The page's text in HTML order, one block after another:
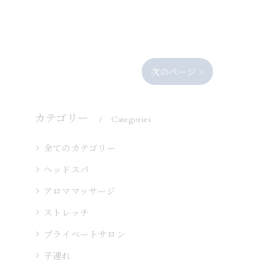
次のページ >
カテゴリー Categories
全てのカテゴリー
ヘッドスパ
アロママッサージ
ストレッチ
プライベートサロン
子連れ